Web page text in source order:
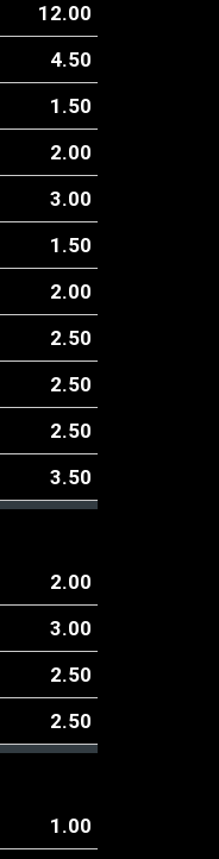
12.00
4.50
1.50
2.00
3.00
1.50
2.00
2.50
2.50
2.50
3.50
2.00
3.00
2.50
2.50
1.00